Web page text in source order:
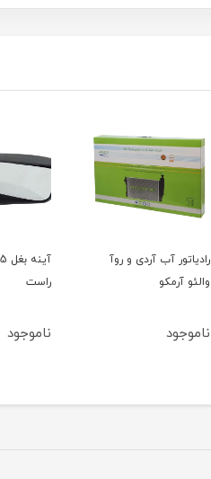
رادیاتور آب آردی و روآ
والئو آرمکو
ناموجود
راست
ناموجود